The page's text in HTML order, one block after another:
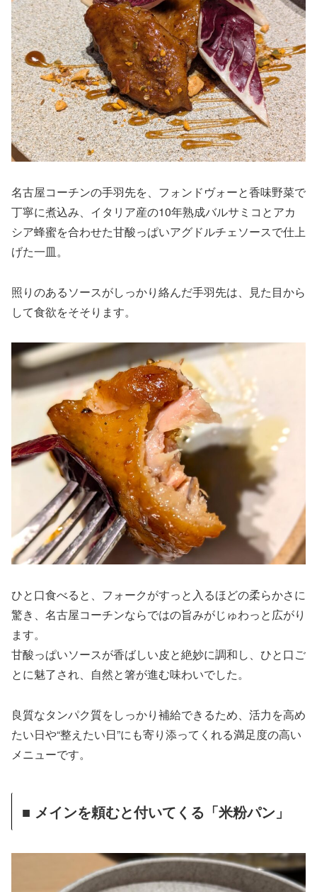
名古屋コーチンの手羽先を、フォンドヴォーと香味野菜で
丁寧に煮込み、イタリア産の10年熟成バルサミコとアカ
シア蜂蜜を合わせた甘酸っぱいアグドルチェソースで仕上
げた一皿。
照りのあるソースがしっかり絡んだ手羽先は、見た目から
して食欲をそそります。
ひと口食べると、フォークがすっと入るほどの柔らかさに
驚き、名古屋コーチンならではの旨みがじゅわっと広がり
ます。
甘酸っぱいソースが香ばしい皮と絶妙に調和し、ひと口ご
とに魅了され、自然と箸が進む味わいでした。
良質なタンパク質をしっかり補給できるため、活力を高め
たい日や“整えたい日”にも寄り添ってくれる満足度の高い
メニューです。
■ メインを頼むと付いてくる「米粉パン」